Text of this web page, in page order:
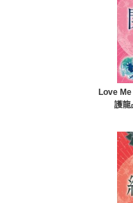
Love Me
護龍